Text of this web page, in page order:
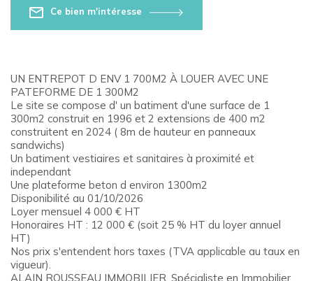
Ce bien m'intéresse
UN ENTREPOT D ENV 1 700M2 À LOUER AVEC UNE
PATEFORME DE 1 300M2
Le site se compose d' un batiment d'une surface de 1
300m2 construit en 1996 et 2 extensions de 400 m2
construitent en 2024 ( 8m de hauteur en panneaux
sandwichs)
Un batiment vestiaires et sanitaires à proximité et
independant
Une plateforme beton d environ 1300m2
Disponibilité au 01/10/2026
Loyer mensuel 4 000 € HT
Honoraires HT : 12 000 € (soit 25 % HT du loyer annuel
HT)
Nos prix s'entendent hors taxes (TVA applicable au taux en
vigueur).
ALAIN ROUSSEAU IMMOBILIER, Spécialiste en Immobilier